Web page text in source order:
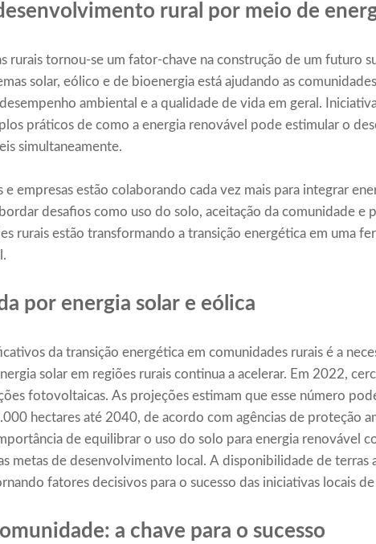
rural por meio de
rurais tornou-se um fator-chave na construção de um futuro
solar, eólico e de bioenergia está ajudando as
ambiental e a qualidade de vida em geral.
práticos de como a energia renovável pode estimular o
​​simultaneamente.
empresas estão colaborando cada vez mais para integrar
desafios como uso do solo, aceitação da comunidade e
rurais estão transformando a transição energética em uma
por energia solar e eólica
da transição energética em comunidades rurais é a
solar em regiões rurais continua a acelerar. Em 2022,
fotovoltaicas. As projeções estimam que esse número
hectares até 2040, de acordo com agências de proteção
de equilibrar o uso do solo para energia renovável
metas de desenvolvimento local. A disponibilidade de terras
fatores decisivos para o sucesso das iniciativas locais
a chave para o sucesso